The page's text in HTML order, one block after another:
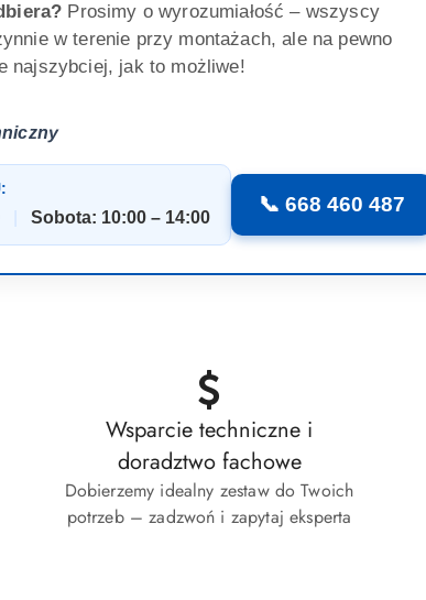
Prosimy o wyrozumiałość – wszyscy
w terenie przy montażach, ale na pewno
najszybciej, jak to możliwe!
Sobota: 10:00 – 14:00
📞 668 460 487
Wsparcie techniczne i
doradztwo fachowe
Dobierzemy idealny zestaw do Twoich
potrzeb – zadzwoń i zapytaj eksperta